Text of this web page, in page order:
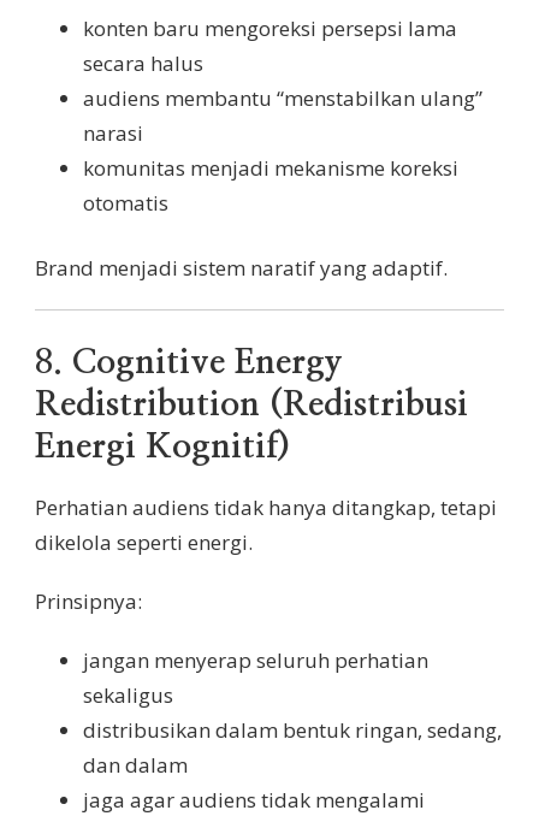
konten baru mengoreksi persepsi lama
secara halus
audiens membantu “menstabilkan ulang”
narasi
komunitas menjadi mekanisme koreksi
otomatis
Brand menjadi sistem naratif yang adaptif.
8. Cognitive Energy
Redistribution (Redistribusi
Energi Kognitif)
Perhatian audiens tidak hanya ditangkap, tetapi
dikelola seperti energi.
Prinsipnya:
jangan menyerap seluruh perhatian
sekaligus
distribusikan dalam bentuk ringan, sedang,
dan dalam
jaga agar audiens tidak mengalami